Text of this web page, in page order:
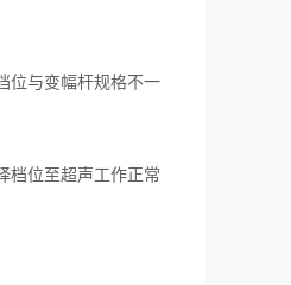
位与变幅杆规格不一
位至超声工作正常